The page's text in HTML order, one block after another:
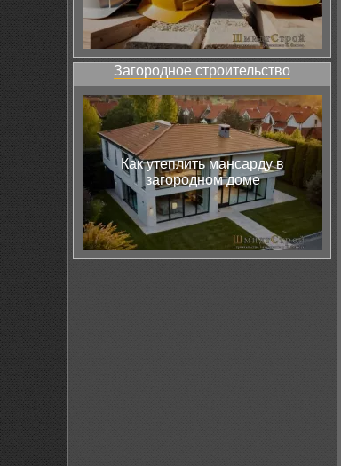
Загородное строительство
Как утеплить мансарду в
загородном доме